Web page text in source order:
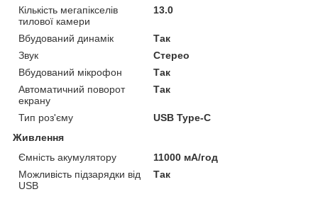
Кількість мегапікселів
тилової камери
13.0
Вбудований динамік
Так
Звук
Стерео
Вбудований мікрофон
Так
Автоматичний поворот
екрану
Так
Тип роз'єму
USB Type-C
Живлення
Ємність акумулятору
11000 мА/год
Можливість підзарядки від
USB
Так